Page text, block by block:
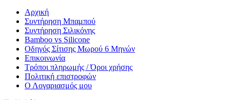
Αρχική
Συντήρηση Μπαμπού
Συντήρηση Σιλικόνης
Bamboo vs Silicone
Οδηγός Σίτισης Μωρού 6 Μηνών
Επικοινωνία
Τρόποι πληρωμής / Όροι χρήσης
Πολιτική επιστροφών
Ο Λογαριασμός μου